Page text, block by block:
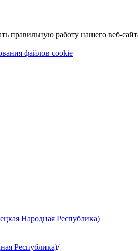
правильную работу нашего веб-
файлов cookie
Народная Республика)
Республика)/